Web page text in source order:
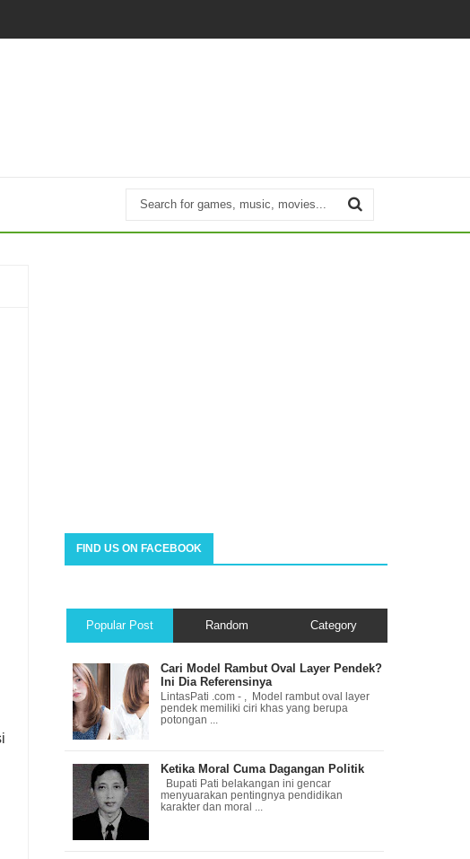
FIND US ON FACEBOOK
Popular Post Random Category
Cari Model Rambut Oval Layer Pendek?
Ini Dia Referensinya
LintasPati .com - , Model rambut oval layer
pendek memiliki ciri khas yang berupa
potongan ...
Ketika Moral Cuma Dagangan Politik
Bupati Pati belakangan ini gencar
menyuarakan pentingnya pendidikan
karakter dan moral ...